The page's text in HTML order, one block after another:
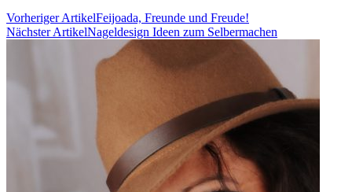
Vorheriger ArtikelFeijoada, Freunde und Freude!
Nächster ArtikelNageldesign Ideen zum Selbermachen